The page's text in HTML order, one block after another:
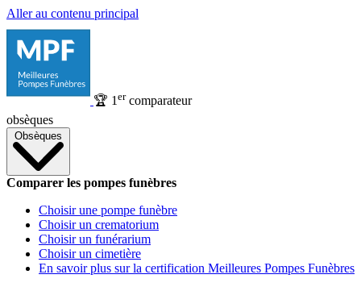
Aller au contenu principal
🏆 1 ercomparateur
obsèques
Obsèques
Comparer les pompes funèbres
Choisir une pompe funèbre
Choisir un crematorium
Choisir un funérarium
Choisir un cimetière
En savoir plus sur la certification Meilleures Pompes Funèbres